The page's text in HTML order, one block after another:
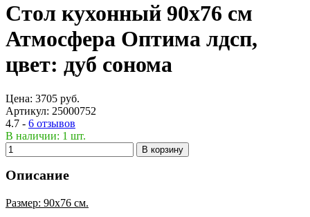
Стол кухонный 90х76 см
Атмосфера Оптима лдсп,
цвет: дуб сонома
Цена: 3705 руб.
Артикул: 25000752
4.7 - 6 отзывов
В наличии: 1 шт.
В корзину
Описание
Размер: 90x76 см.